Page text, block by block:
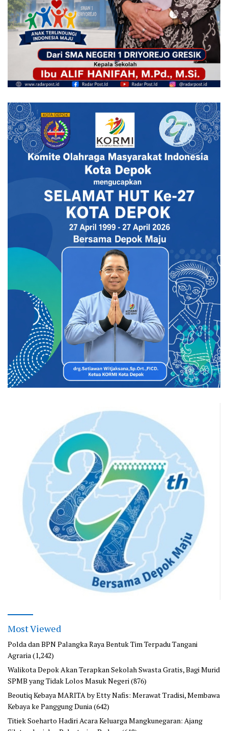
Most Viewed
Polda dan BPN Palangka Raya Bentuk Tim Terpadu Tangani
Agraria (1,242)
Walikota Depok Akan Terapkan Sekolah Swasta Gratis, Bagi Murid
SPMB yang Tidak Lolos Masuk Negeri (876)
Beoutiq Kebaya MARITA by Etty Nafis: Merawat Tradisi, Membawa
Kebaya ke Panggung Dunia (642)
Titiek Soeharto Hadiri Acara Keluarga Mangkunegaran: Ajang